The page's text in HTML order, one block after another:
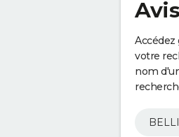
Accédez
votre
nom